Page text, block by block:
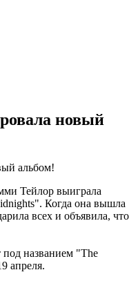
новый
Тейлор выиграла
Когда она вышла
всех и объявила, что
названием "The
апреля.